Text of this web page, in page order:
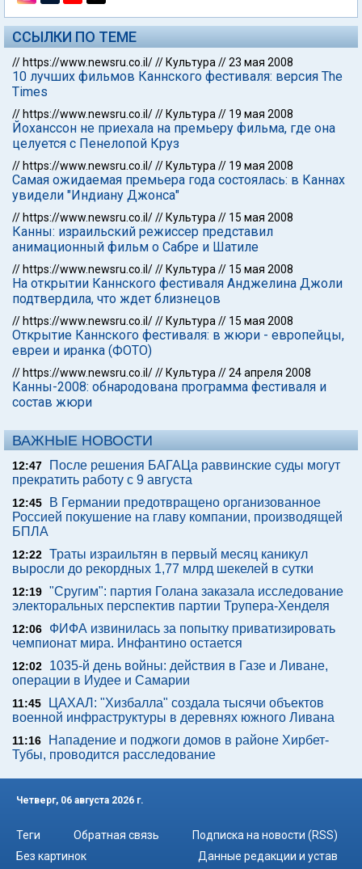
ССЫЛКИ ПО ТЕМЕ
// https://www.newsru.co.il/// Культура //23 мая 2008
10 лучших фильмов Каннского фестиваля: версия The
Times
// https://www.newsru.co.il/// Культура // 19 мая 2008
Йоханссон не приехала на премьеру фильма, где она
целуется с Пенелопой Круз
// https://www.newsru.co.il/// Культура // 19 мая 2008
Самая ожидаемая премьера года состоялась: в Каннах
увидели "Индиану Джонса"
// https://www.newsru.co.il/// Культура // 15 мая 2008
Канны: израильский режиссер представил
анимационный фильм о Сабре и Шатиле
// https://www.newsru.co.il/// Культура // 15 мая 2008
На открытии Каннского фестиваля Анджелина Джоли
подтвердила, что ждет близнецов
// https://www.newsru.co.il/// Культура // 15 мая 2008
Открытие Каннского фестиваля: в жюри - европейцы,
евреи и иранка (ФОТО)
// https://www.newsru.co.il/// Культура //24 апреля 2008
Канны-2008: обнародована программа фестиваля и
состав жюри
ВАЖНЫЕ НОВОСТИ
12:47
После решения БАГАЦа раввинские суды могут
прекратить работу с 9 августа
12:45
В Германии предотвращено организованное
Россией покушение на главу компании, производящей
БПЛА
12:22 Траты израильтян в первый месяц каникул
выросли до рекордных 1,77 млрд шекелей в сутки
12:19 "Сругим": партия Голана заказала исследование
электоральных перспектив партии Трупера-Хенделя
12:06
ФИФА извинилась за попытку приватизировать
чемпионат мира. Инфантино остается
12:02
1035-й день войны: действия в Газе и Ливане,
операции в Иудее и Самарии
11:45
ЦАХАЛ: "Хизбалла" создала тысячи объектов
военной инфраструктуры в деревнях южного Ливана
11:16
Нападение и поджоги домов в районе Хирбет-
Тубы, проводится расследование
Четверг, 06 августа 2026 г.
Теги Обратная связь
Подписка на новости (RSS)
Без картинок
Данные редакции и устав